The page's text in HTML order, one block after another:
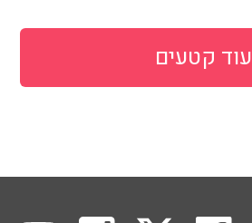
עוד קטעים